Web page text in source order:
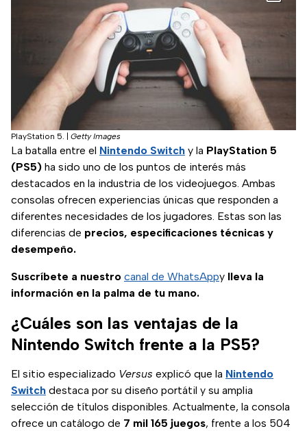
PlayStation 5. Getty Images
La batalla entre el Nintendo Switch y la PlayStation 5
(PS5) ha sido uno de los puntos de interés más
destacados en la industria de los videojuegos. Ambas
consolas ofrecen experiencias únicas que responden a
diferentes necesidades de los jugadores. Estas son las
diferencias de precios, especificaciones técnicas y
desempeño.
Suscríbete a nuestro canal de WhatsAppy lleva la
información en la palma de tu mano.
¿Cuáles son las ventajas de la
Nintendo Switch frente a la PS5?
El sitio especializado Versus explicó que la Nintendo
Switch destaca por su diseño portátil y su amplia
selección de títulos disponibles. Actualmente, la consola
ofrece un catálogo de 7 mil 165 juegos, frente a los 504